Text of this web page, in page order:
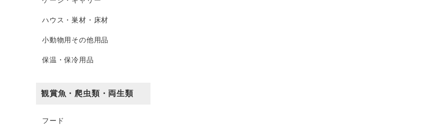
ハウス・巣材・床材
小動物用その他用品
保温・保冷用品
観賞魚・爬虫類・両生類
フード